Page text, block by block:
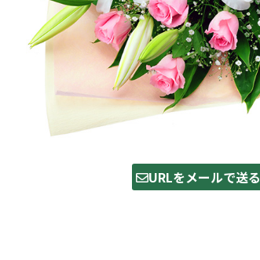
URLをメールで送る